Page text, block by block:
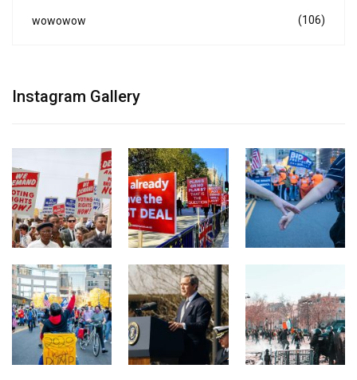
wowowow (106)
Instagram Gallery